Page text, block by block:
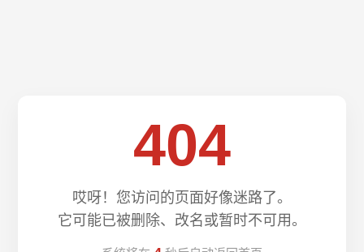
404
哎呀！您访问的页面好像迷路了。
它可能已被删除、改名或暂时不可用。